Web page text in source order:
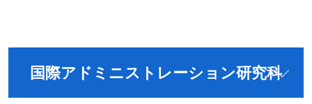
国際アドミニストレーション研究科